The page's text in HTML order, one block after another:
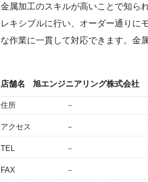
金属加工のスキルが高いことで知ら
レキシブルに行い、オーダー通りに
な作業に一貫して対応できます。金
店舗名 旭エンジニアリング株式会社
住所 －
アクセス －
TEL －
FAX －